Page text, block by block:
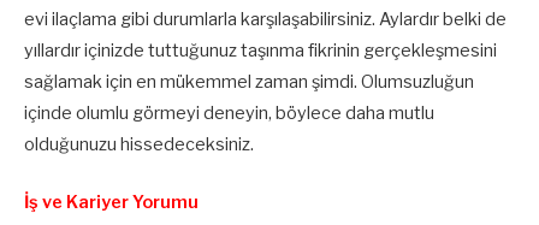
evi ilaçlama gibi durumlarla karşılaşabilirsiniz. Aylardır belki de
yıllardır içinizde tuttuğunuz taşınma fikrinin gerçekleşmesini
sağlamak için en mükemmel zaman şimdi. Olumsuzluğun
içinde olumlu görmeyi deneyin, böylece daha mutlu
olduğunuzu hissedeceksiniz.
İş ve Kariyer Yorumu